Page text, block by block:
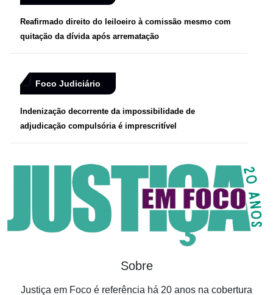
Reafirmado direito do leiloeiro à comissão mesmo com
quitação da dívida após arrematação
Foco Judiciário
Indenização decorrente da impossibilidade de
adjudicação compulsória é imprescritível
Sobre
Justiça em Foco é referência há 20 anos na cobertura